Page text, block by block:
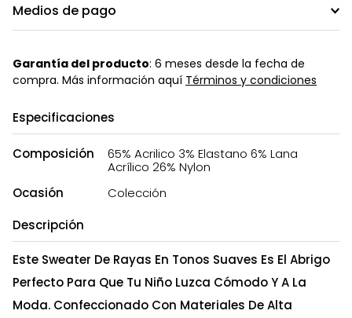
Medios de pago
Garantía del producto: 6 meses desde la fecha de
compra. Más información aquí Términos y condiciones
Especificaciones
Composición
65% Acrilico 3% Elastano 6% Lana
Acrílico 26% Nylon
Ocasión
Colección
Descripción
Este Sweater De Rayas En Tonos Suaves Es El Abrigo
Perfecto Para Que Tu Niño Luzca Cómodo Y A La
Moda. Confeccionado Con Materiales De Alta